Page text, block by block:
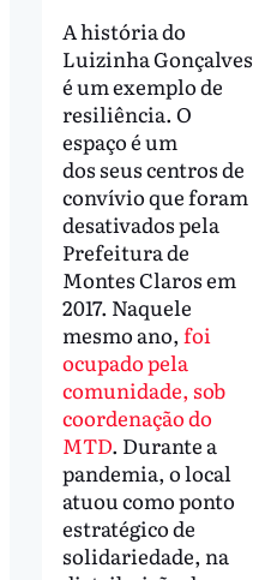
A história do
Luizinha Gonçalves
é um exemplo de
resiliência. O
espaço é um
dos seus centros de
convívio que foram
desativados pela
Prefeitura de
Montes Claros em
2017. Naquele
mesmo ano, foi
ocupado pela
comunidade, sob
coordenação do
MTD. Durante a
pandemia, o local
atuou como ponto
estratégico de
solidariedade, na